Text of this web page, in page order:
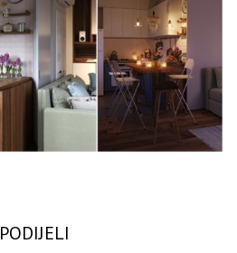
PODIJELI